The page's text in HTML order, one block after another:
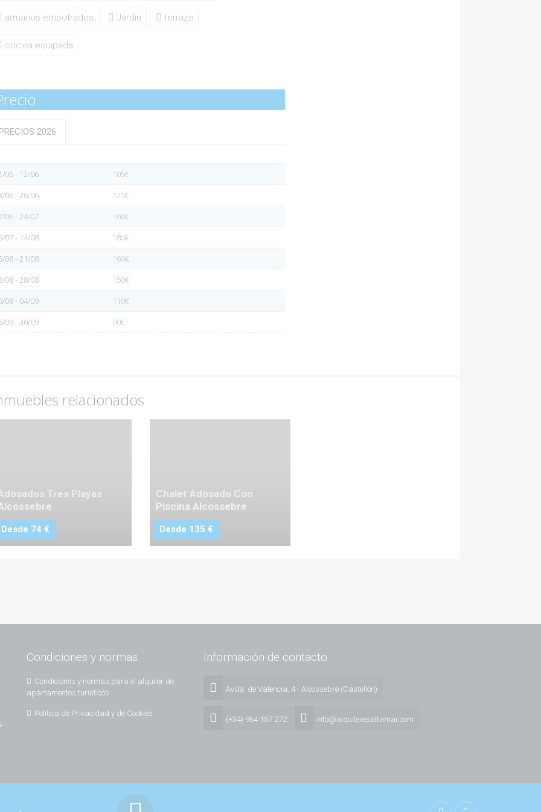
armarios empotrados Jardín terraza
cocina equipada
PRECIOS 2026
06 - 12/06
105€
06 - 26/06
125€
06 - 24/07
160€
07 - 14/08
180€
08 - 21/08
160€
08 - 28/08
150€
08 - 04/09
110€
09 - 30/09
90€
relacionados
Desde 74 €
Tres Playas
Desde 135 €
Chalet Adosado Con
Piscina Alcossebre
Condiciones y normas
Condiciones y normas para el alquiler de
apartamentos turísticos
Política de Privacidad y de Cookies
Información de contacto
Avda. de Valencia, 4 - Alcossebre (Castellón)
(+34) 964 157 272 info@alquileresaltamar.com